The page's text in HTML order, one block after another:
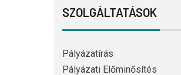
SZOLGÁLTATÁSOK
Pályázatírás
Pályázati Előminősítés